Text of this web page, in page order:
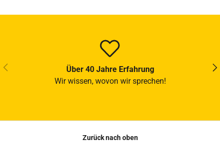
VORHERIGE
Über 40 Jahre Erfahrung
Wir wissen, wovon wir sprechen!
Zurück nach oben